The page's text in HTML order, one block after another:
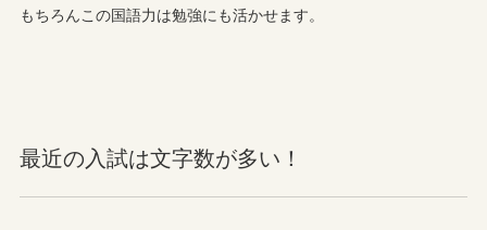
もちろんこの国語力は勉強にも活かせます。
最近の入試は文字数が多い！